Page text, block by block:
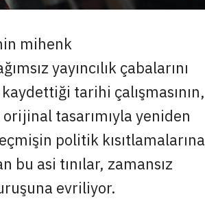
mihenk
yayıncılık çabalarını
tarihi çalışmasının,
orijinal tasarımıyla yeniden
politik kısıtlamalarına
asi tınılar, zamansız
evriliyor.